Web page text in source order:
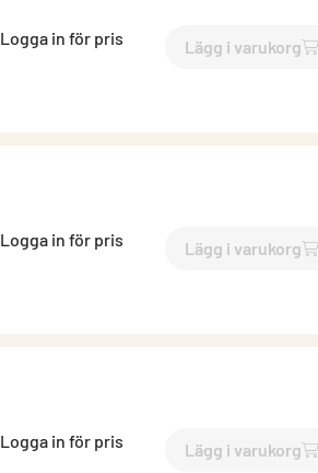
Logga in för pris Lägg i varukorg
`$Lägg till
Logga in för pris Lägg i varukorg
`$Lägg till
Logga in för pris Lägg i varukorg
`$Lägg till